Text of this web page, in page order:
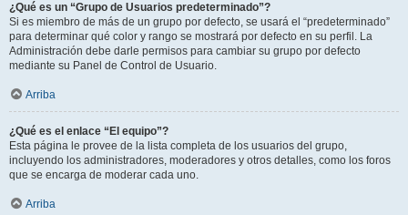
¿Qué es un “Grupo de Usuarios predeterminado”?
Si es miembro de más de un grupo por defecto, se usará el “predeterminado”
para determinar qué color y rango se mostrará por defecto en su perfil. La
Administración debe darle permisos para cambiar su grupo por defecto
mediante su Panel de Control de Usuario.
Arriba
¿Qué es el enlace “El equipo”?
Esta página le provee de la lista completa de los usuarios del grupo,
incluyendo los administradores, moderadores y otros detalles, como los foros
que se encarga de moderar cada uno.
Arriba